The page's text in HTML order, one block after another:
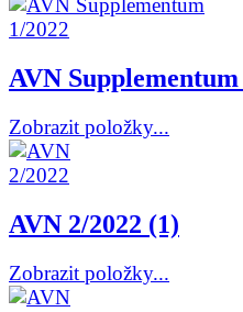
AVN Supplementum
Zobrazit položky...
AVN 2/2022 (1)
Zobrazit položky...